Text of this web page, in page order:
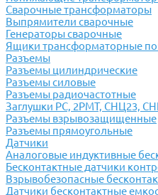
Сварочные трансформаторы
Выпрямители сварочные
Генераторы сварочные
Ящики трансформаторные
Разъемы
Разъемы цилиндрические
Разъемы силовые
Разъемы радиочастотные
Заглушки РС, 2РМТ, СНЦ23,
Разъемы взрывозащищенные
Разъемы прямоугольные
Датчики
Аналоговые индуктивные
Бесконтактные датчики
Взрывобезопасные
Датчики бесконтактные